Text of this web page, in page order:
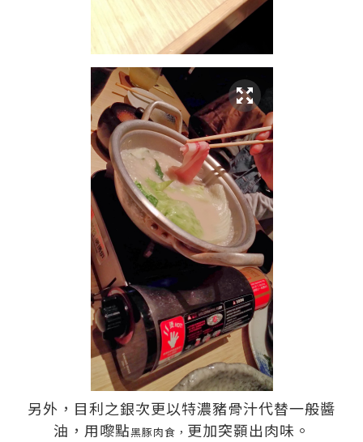
另外，目利之銀次更以特濃豬骨汁代替一般醬
油，用嚟點黑豚肉食， 更加突顥出肉味。